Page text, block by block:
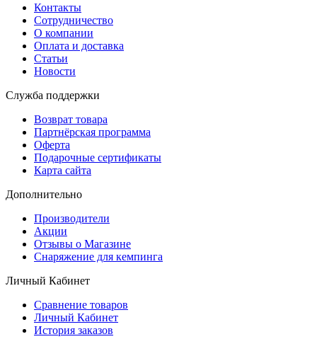
Контакты
Сотрудничество
О компании
Оплата и доставка
Статьи
Новости
Служба поддержки
Возврат товара
Партнёрская программа
Оферта
Подарочные сертификаты
Карта сайта
Дополнительно
Производители
Акции
Отзывы о Магазине
Снаряжение для кемпинга
Личный Кабинет
Сравнение товаров
Личный Кабинет
История заказов